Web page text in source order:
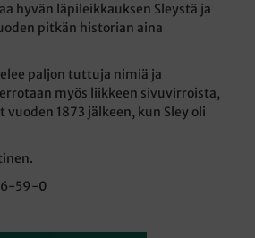
hyvän läpileikkauksen Sleystä ja
pitkän historian aina
paljon tuttuja nimiä ja
myös liikkeen sivuvirroista,
1873 jälkeen, kun Sley oli
59-0